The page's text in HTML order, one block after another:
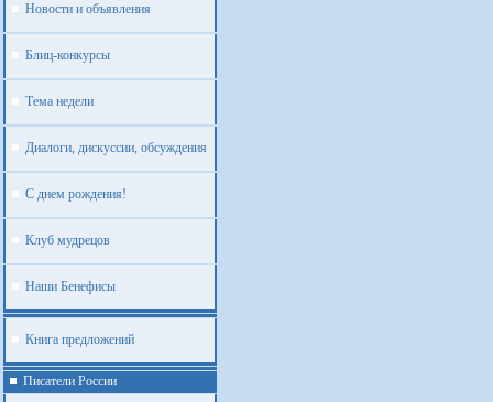
Новости и объявления
Блиц-конкурсы
Тема недели
Диалоги, дискуссии, обсуждения
С днем рождения!
Клуб мудрецов
Наши Бенефисы
Книга предложений
Писатели России